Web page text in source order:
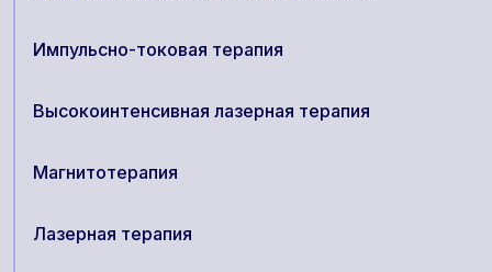
Импульсно-токовая терапия
Высокоинтенсивная лазерная терапия
Магнитотерапия
Лазерная терапия